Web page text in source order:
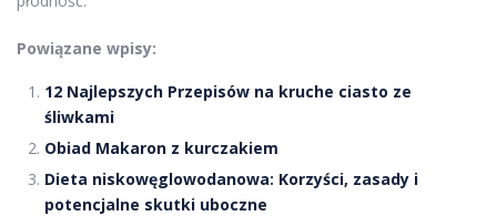
Powiązane wpisy:
12 Najlepszych Przepisów na kruche ciasto ze
śliwkami
Obiad Makaron z kurczakiem
Dieta niskowęglowodanowa: Korzyści, zasady i
potencjalne skutki uboczne